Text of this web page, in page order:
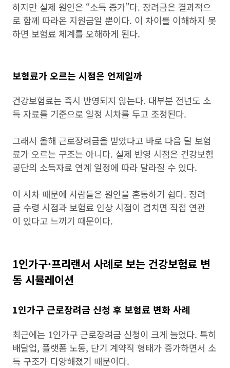
하지만 실제 원인은 “소득 증가”다. 장려금은 결과적으
로 함께 따라온 지원금일 뿐이다. 이 차이를 이해하지 못
하면 보험료 체계를 오해하게 된다.
보험료가 오르는 시점은 언제일까
건강보험료는 즉시 반영되지 않는다. 대부분 전년도 소
득 자료를 기준으로 일정 시차를 두고 조정된다.
그래서 올해 근로장려금을 받았다고 바로 다음 달 보험
료가 오르는 구조는 아니다. 실제 반영 시점은 건강보험
공단의 소득자료 연계 일정에 따라 달라질 수 있다.
이 시차 때문에 사람들은 원인을 혼동하기 쉽다. 장려
금 수령 시점과 보험료 인상 시점이 겹치면 직접 연관
이 있다고 느끼기 때문이다.
1인가구·프리랜서 사례로 보는 건강보험료 변
동 시뮬레이션
1인가구 근로장려금 신청 후 보험료 변화 사례
최근에는 1인가구 근로장려금 신청이 크게 늘었다. 특히
배달업, 플랫폼 노동, 단기 계약직 형태가 증가하면서 소
득 구조가 다양해졌기 때문이다.